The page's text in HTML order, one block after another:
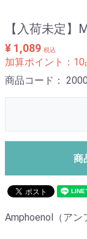
【入荷未定】
¥ 1,089 税込
加算ポイント： 10
商品コード：
商
Amphoenol（ア